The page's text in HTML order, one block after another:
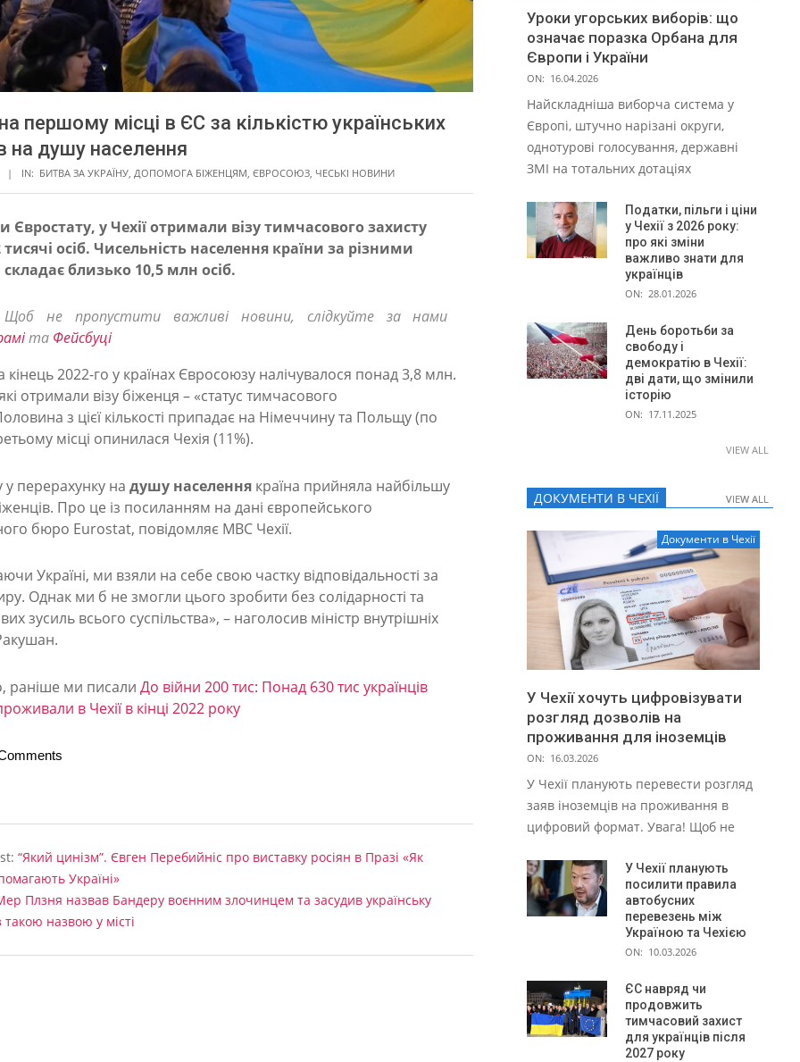
першому місці в ЄС за кількістю українських
на душу населення
IN: БИТВА ЗА УКРАЇНУ ДОПОМОГА БІЖЕНЦЯМ ЄВРОСОЮЗ ЧЕСЬКІ НОВИНИ
Євростату, у Чехії отримали візу тимчасового захисту
осіб. Чисельність населення країни за різними
близько 10,5 млн осіб.
Щоб не пропустити важливі новини, слідкуйте за нами
та Фейсбуці
кінець 2022-го у країнах Євросоюзу налічувалося понад 3,8 млн.
отримали візу біженця – «статус тимчасового
з цієї кількості припадає на Німеччину та Польщу (по
місці опинилася Чехія (11%).
перерахунку на душу населення країна прийняла найбільшу
Про це із посиланням на дані європейського
бюро Eurostat, повідомляє МВС Чехії.
Україні, ми взяли на себе свою частку відповідальності за
Однак ми б не змогли цього зробити без солідарності та
зусиль всього суспільства», – наголосив міністр внутрішніх
раніше ми писали До війни 200 тис: Понад 630 тис українців
в Чехії в кінці 2022 року
“Який цинізм”. Євген Перебийніс про виставку росіян в Празі «Як
Україні»
Плзня назвав Бандеру воєнним злочинцем та засудив українську
такою назвою у місті
Уроки угорських виборів: що
означає поразка Орбана для
Європи і України
ON: 16.04.2026
Найскладніша виборча система у
Європі, штучно нарізані округи,
однотурові голосування, державні
ЗМІ на тотальних дотаціях
Податки, пільги і ціни
у Чехії з 2026 року:
про які зміни
важливо знати для
українців
ON: 28.01.2026
День боротьби за
свободу і
демократію в Чехії:
дві дати, що змінили
історію
ON: 17.11.2025
VIEW ALL
ДОКУМЕНТИ В ЧЕХІЇ VIEW ALL
Документи в Чехії
У Чехії хочуть цифровізувати
розгляд дозволів на
проживання для іноземців
ON: 16.03.2026
У Чехії планують перевести розгляд
заяв іноземців на проживання в
цифровий формат. Увага! Щоб не
У Чехії планують
посилити правила
автобусних
перевезень між
Україною та Чехією
ON: 10.03.2026
ЄС навряд чи
продовжить
тимчасовий захист
для українців після
2027 року
VIEW ALL